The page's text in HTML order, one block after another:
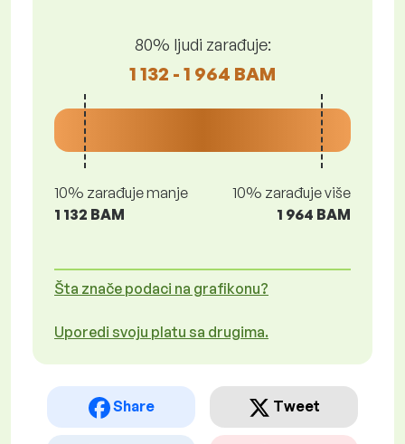
80% ljudi zarađuje:
1 132 - 1 964 BAM
10% zarađuje manje
1 132 BAM
10% zarađuje više
1 964 BAM
Šta znače podaci na grafikonu?
Uporedi svoju platu sa drugima.
Share Tweet